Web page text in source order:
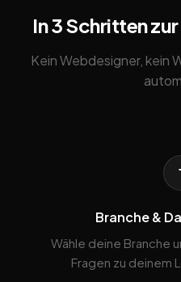
In 3 Schritten
Kein Webdesigner, kein
Branche &
Wähle deine Branche
Fragen zu deinem